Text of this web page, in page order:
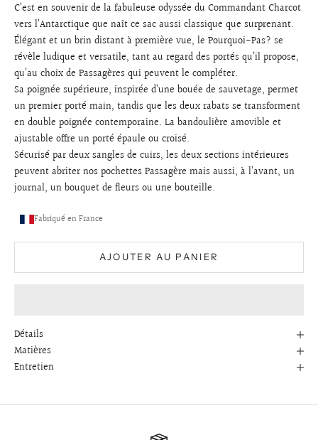
C’est en souvenir de la fabuleuse odyssée du Commandant Charcot
vers l’Antarctique que naît ce sac aussi classique que surprenant.
Élégant et un brin distant à première vue, le Pourquoi-Pas? se
révèle ludique et versatile, tant au regard des portés qu’il propose,
qu’au choix de Passagères qui peuvent le compléter.
Sa poignée supérieure, inspirée d’une bouée de sauvetage, permet
un premier porté main, tandis que les deux rabats se transforment
en double poignée contemporaine. La bandoulière amovible et
ajustable offre un porté épaule ou croisé.
Sécurisé par deux sangles de cuirs, les deux sections intérieures
peuvent abriter nos pochettes Passagère mais aussi, à l’avant, un
journal, un bouquet de fleurs ou une bouteille.
Fabriqué en France
AJOUTER AU PANIER
Détails
Matières
Entretien